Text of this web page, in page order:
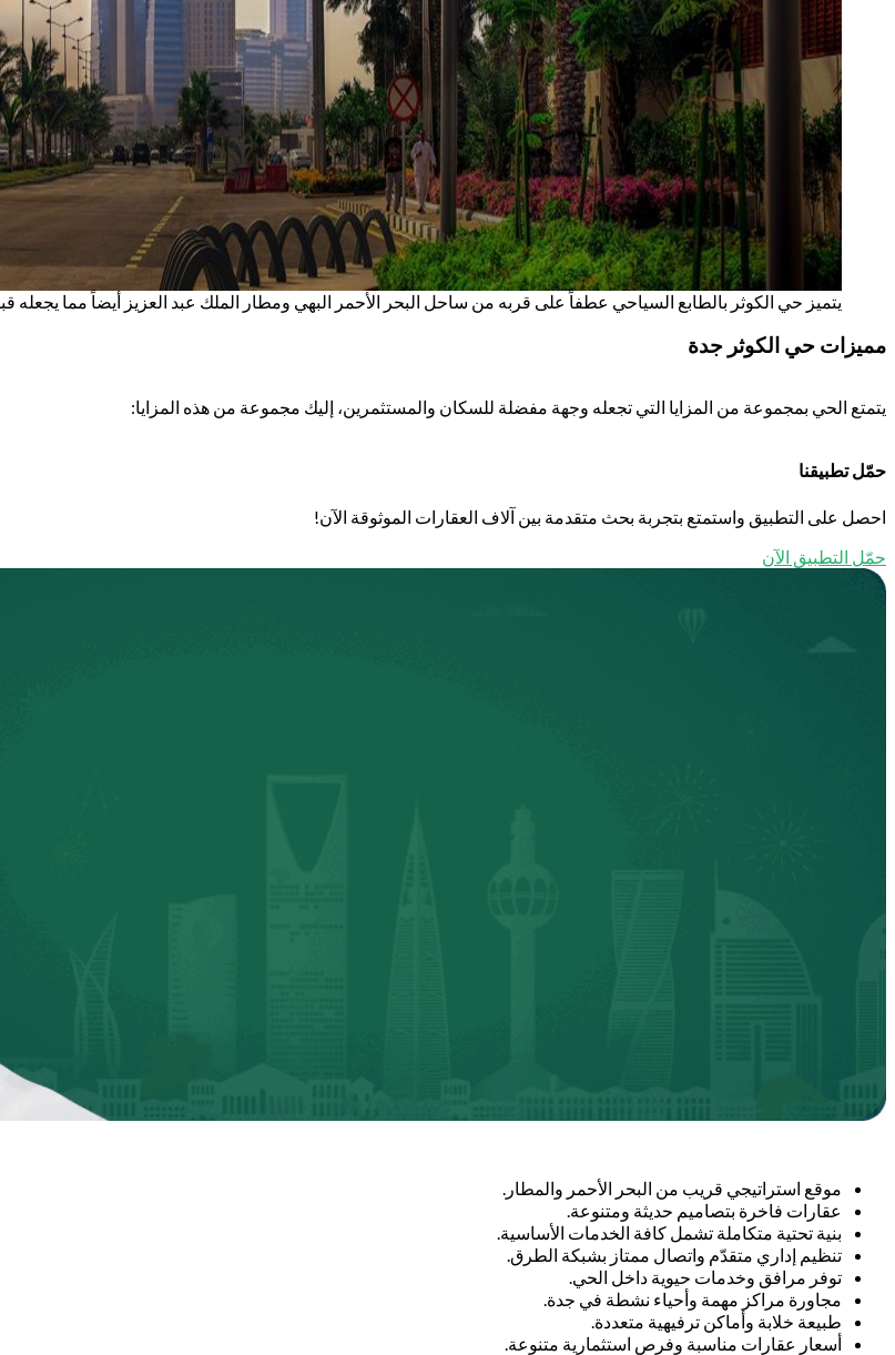
يتميز حي الكوثر بالطابع السياحي عطفاً على قربه من ساحل البحر الأحمر البهي ومطار الملك عبد العزيز أيضاً مما يجعله
مميزات حي الكوثر جدة
يتمتع الحي بمجموعة من المزايا التي تجعله وجهة مفضلة للسكان والمستثمرين، إليك مجموعة من هذه المزايا:
حمّل تطبيقنا
احصل على التطبيق واستمتع بتجربة بحث متقدمة بين آلاف العقارات الموثوقة الآن!
حمّل التطبيق الآن
موقع استراتيجي قريب من البحر الأحمر والمطار.
عقارات فاخرة بتصاميم حديثة ومتنوعة.
بنية تحتية متكاملة تشمل كافة الخدمات الأساسية.
تنظيم إداري متقدّم واتصال ممتاز بشبكة الطرق.
توفر مرافق وخدمات حيوية داخل الحي.
مجاورة مراكز مهمة وأحياء نشطة في جدة.
طبيعة خلابة وأماكن ترفيهية متعددة.
أسعار عقارات مناسبة وفرص استثمارية متنوعة.